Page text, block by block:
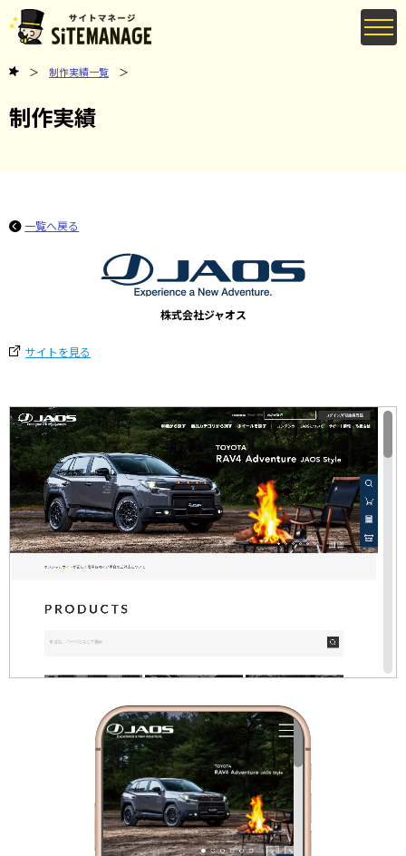
制作実績一覧
制作実績
一覧へ戻る
株式会社ジャオス
サイトを見る